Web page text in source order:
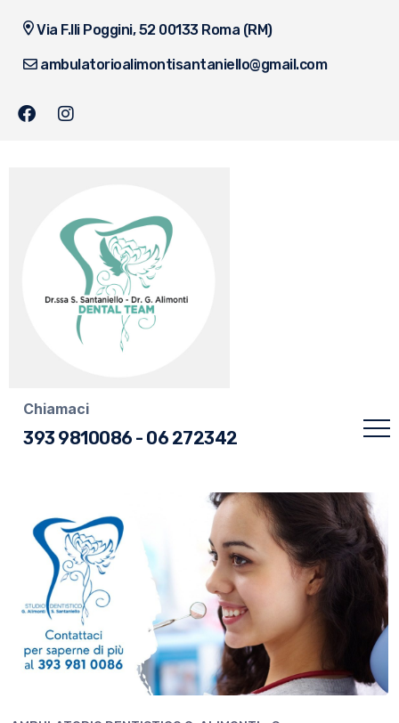
Via F.lli Poggini, 52 00133 Roma (RM)
ambulatorioalimontisantaniello@gmail.com
Chiamaci
393 9810086 - 06 272342